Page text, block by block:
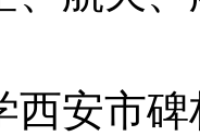
西安市